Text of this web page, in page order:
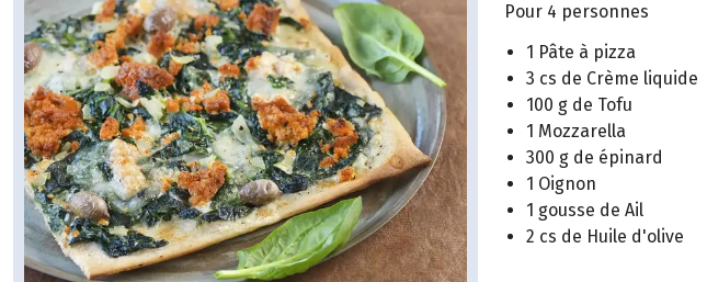
Pour 4 personnes
1 Pâte à pizza
3 cs de Crème liquide
100 g de Tofu
1 Mozzarella
300 g de épinard
1 Oignon
1 gousse de Ail
2 cs de Huile d'olive